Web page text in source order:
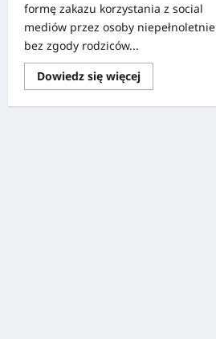
formę zakazu korzystania z social
mediów przez osoby niepełnoletnie
bez zgody rodziców...
Dowiedz się więcej